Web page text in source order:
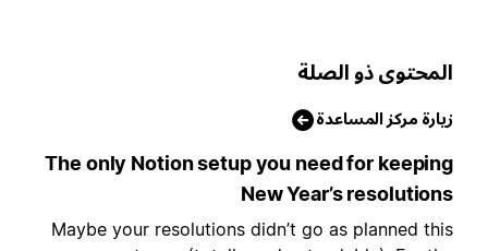
ذو الصلة
مركز المساعدة
The only Notion setup you need for
New Year’s
Maybe your resolutions didn’t go as planned